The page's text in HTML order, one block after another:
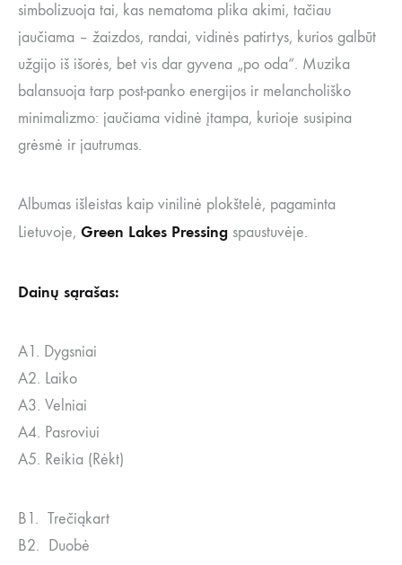
simbolizuoja tai, kas nematoma plika akimi, tačiau
jaučiama – žaizdos, randai, vidinės patirtys, kurios galbūt
užgijo iš išorės, bet vis dar gyvena „po oda“. Muzika
balansuoja tarp post-panko energijos ir melancholiško
minimalizmo: jaučiama vidinė įtampa, kurioje susipina
grėsmė ir jautrumas.
Albumas išleistas kaip vinilinė plokštelė, pagaminta
Lietuvoje, Green Lakes Pressing spaustuvėje.
Dainų sąrašas:
A1. Dygsniai
A2. Laiko
A3. Velniai
A4. Pasroviui
A5. Reikia (Rėkt)
B1. Trečiąkart
B2. Duobė